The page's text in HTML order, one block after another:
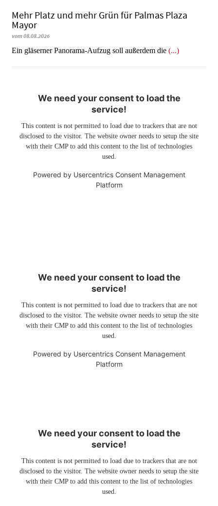
Mehr Platz und mehr Grün für Palmas Plaza
Mayor
vom 08.08.2026
Ein gläserner Panorama-Aufzug soll außerdem die (...)
We need your consent to load the
service!
This content is not permitted to load due to trackers that are not
disclosed to the visitor. The website owner needs to setup the site
with their CMP to add this content to the list of technologies
used.
Powered by Usercentrics Consent Management
Platform
We need your consent to load the
service!
This content is not permitted to load due to trackers that are not
disclosed to the visitor. The website owner needs to setup the site
with their CMP to add this content to the list of technologies
used.
Powered by Usercentrics Consent Management
Platform
We need your consent to load the
service!
This content is not permitted to load due to trackers that are not
disclosed to the visitor. The website owner needs to setup the site
with their CMP to add this content to the list of technologies
used.